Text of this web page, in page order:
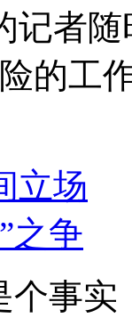
记者
的工
立场
之争
个事